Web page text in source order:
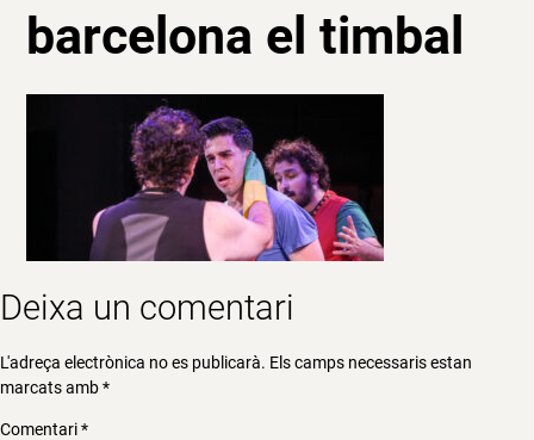
barcelona el timbal
Deixa un comentari
L'adreça electrònica no es publicarà. Els camps necessaris estan
marcats amb*
Comentari*